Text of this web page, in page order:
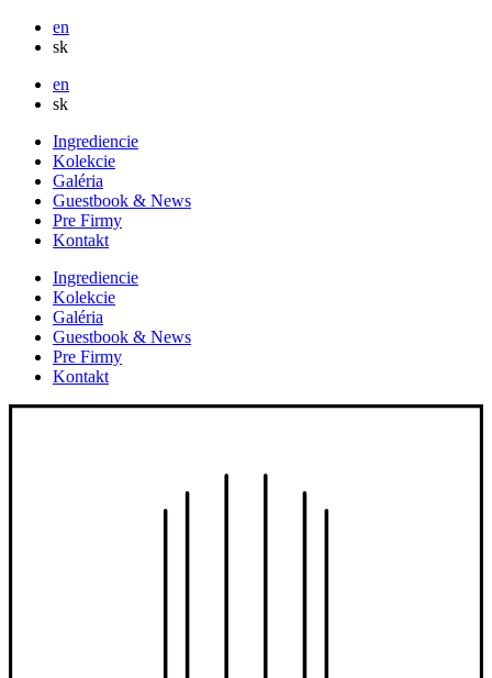
en
sk
en
sk
Ingrediencie
Kolekcie
Galéria
Guestbook & News
Pre Firmy
Kontakt
Ingrediencie
Kolekcie
Galéria
Guestbook & News
Pre Firmy
Kontakt